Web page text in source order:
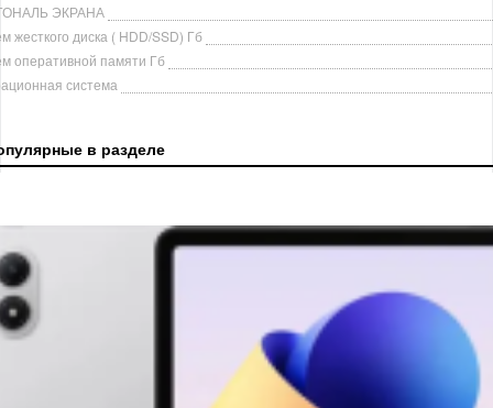
ЭКРАНА
жесткого диска ( HDD/SSD) Гб
оперативной памяти Гб
система
в разделе